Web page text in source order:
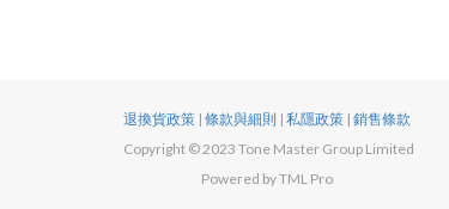
退換貨政策 | 條款與細則 | 私隱政策 | 銷售條款
Copyright © 2023 Tone Master Group Limited
Powered by TML Pro